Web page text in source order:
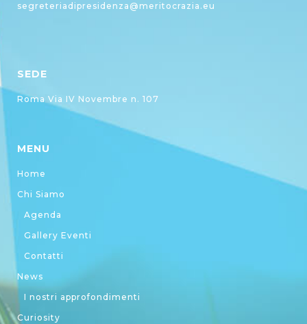
segreteriadipresidenza@meritocrazia.eu
SEDE
Roma Via IV Novembre n. 107
MENU
Home
Chi Siamo
Agenda
Gallery Eventi
Contatti
News
I nostri approfondimenti
Curiosity